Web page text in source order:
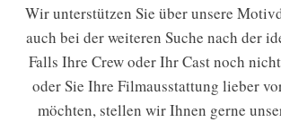
Wir unterstützen Sie über unsere
auch bei der weiteren Suche nach der
Falls Ihre Crew oder Ihr Cast noch
oder Sie Ihre Filmausstattung lieber
möchten, stellen wir Ihnen gerne